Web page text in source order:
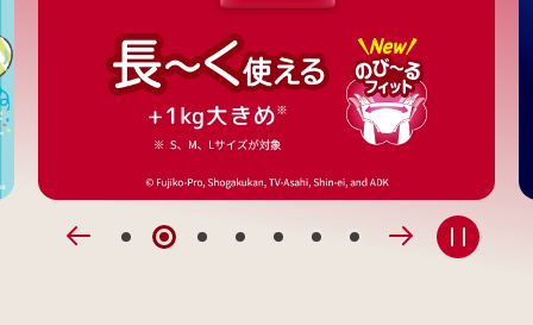
前
次
1 2 3 4 5 6 7